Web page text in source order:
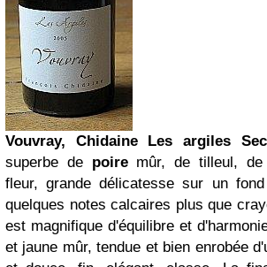
Vouvray, Chidaine Les argiles
superbe de poiremûr, de tilleul, de
fleur, grande délicatesse sur un
quelques notes calcaires plus que
est magnifique d'équilibre et
et jaune mûr, tendue et bien enrobée